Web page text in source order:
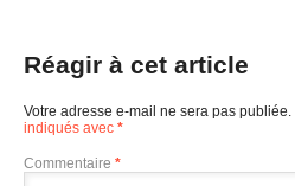
Réagir à cet article
Votre adresse e-mail ne sera pas publiée.
indiqués avec *
Commentaire *